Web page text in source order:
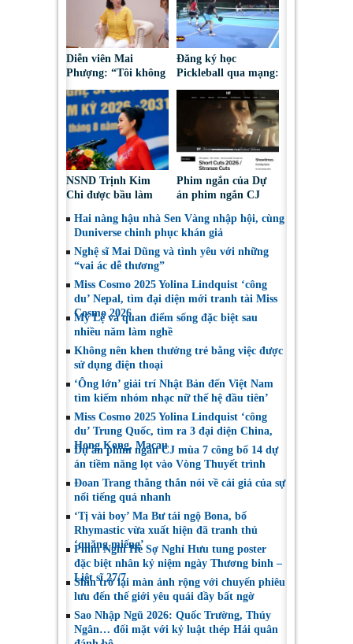
Diễn viên Mai
Phượng: “Tôi không
những gì mình đã
chọn”
Đăng ký học
Pickleball qua mạng:
đoạt tài sản
NSND Trịnh Kim
Chi được bầu làm
Nghệ sĩ Sân khấu
Việt Nam
Phim ngắn của Dự
án phim ngắn CJ
tại LHP quốc tế
Toronto 2026
Hai nàng hậu nhà Sen Vàng nhập hội, cùng
Duniverse chinh phục khán giả
Nghệ sĩ Mai Dũng và tình yêu với những
“vai ác dễ thương”
Miss Cosmo 2025 Yolina Lindquist ‘công
du’ Nepal, tìm đại diện mới tranh tài Miss
Cosmo 2026
Mỹ Lệ và quan điểm sống đặc biệt sau
nhiều năm làm nghề
Không nên khen thưởng trẻ bằng việc được
sử dụng điện thoại
‘Ông lớn’ giải trí Nhật Bản đến Việt Nam
tìm kiếm nhóm nhạc nữ thế hệ đầu tiên’
Miss Cosmo 2025 Yolina Lindquist ‘công
du’ Trung Quốc, tìm ra 3 đại diện China,
Hong Kong, Macau
Dự án phim ngắn CJ mùa 7 công bố 14 dự
án tiềm năng lọt vào Vòng Thuyết trình
Đoan Trang thẳng thắn nói về cái giá của sự
nổi tiếng quá nhanh
‘Tị vài boy’ Ma Bư tái ngộ Bona, bố
Rhymastic vừa xuất hiện đã tranh thủ
‘quăng miếng’
Phim Nghỉ Hè Sợ Nghỉ Hưu tung poster
đặc biệt nhân kỷ niệm ngày Thương binh –
Liệt sĩ 27/7
Shin trở lại màn ảnh rộng với chuyến phiêu
lưu đến thế giới yêu quái đầy bất ngờ
Sao Nhập Ngũ 2026: Quốc Trường, Thúy
Ngân… đối mặt với kỷ luật thép Hải quân